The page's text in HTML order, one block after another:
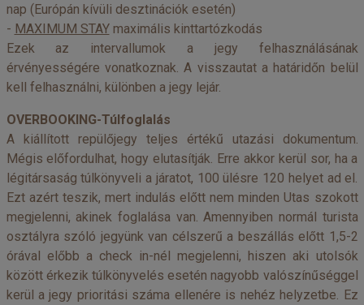
nap (Európán kívüli desztinációk esetén)
- MAXIMUM STAYmaximális kinttartózkodás
Ezek az intervallumok a jegy felhasználásának
érvényességére vonatkoznak. A visszautat a határidőn belül
kell felhasználni, különben a jegy lejár.
OVERBOOKING-Túlfoglalás
A kiállított repülőjegy teljes értékű utazási dokumentum.
Mégis előfordulhat, hogy elutasítják. Erre akkor kerül sor, ha a
légitársaság túlkönyveli a járatot, 100 ülésre 120 helyet ad el.
Ezt azért teszik, mert indulás előtt nem minden Utas szokott
megjelenni, akinek foglalása van. Amennyiben normál turista
osztályra szóló jegyünk van célszerű a beszállás előtt 1,5-2
órával előbb a check in-nél megjelenni, hiszen aki utolsók
között érkezik túlkönyvelés esetén nagyobb valószínűséggel
kerül a jegy prioritási száma ellenére is nehéz helyzetbe. Ez